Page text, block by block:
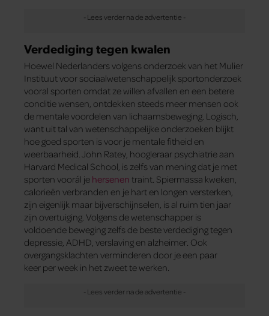
Verdediging tegen kwalen
Hoewel Nederlanders volgens onderzoek van het Mulier
Instituut voor sociaalwetenschappelijk sportonderzoek
vooral sporten omdat ze willen afvallen en een betere
conditie wensen, ontdekken steeds meer mensen ook
de mentale voordelen van lichaamsbeweging. Logisch,
want uit tal van wetenschappelijke onderzoeken blijkt
hoe goed sporten is voor je mentale fitheid en
weerbaarheid. John Ratey, hoogleraar psychiatrie aan
Harvard Medical School, is zelfs van mening dat je met
sporten voorál je hersenen traint. Spiermassa kweken,
calorieën verbranden en je hart en longen versterken,
zijn eigenlijk maar bijverschijnselen, is al ruim tien jaar
zijn overtuiging. Volgens de wetenschapper is
voldoende beweging zelfs de beste verdediging tegen
depressie, ADHD, verslaving en alzheimer. Ook
overgangsklachten verminderen door je een paar
keer per week in het zweet te werken.